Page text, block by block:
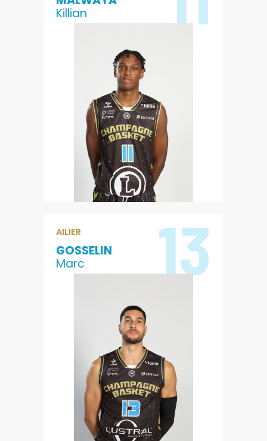
Killian
5.8
POINTS REBONDS
0.5
PASSES
5.4
EVALUATION
AILIER
GOSSELIN
Marc
13
0.6
PASSES
5.3
EVALUATION